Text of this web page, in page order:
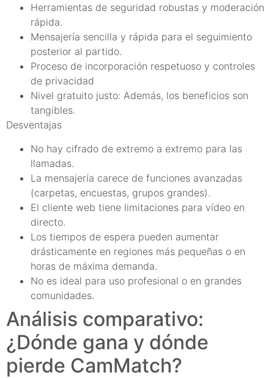
Herramientas de seguridad robustas y moderación
rápida.
Mensajería sencilla y rápida para el seguimiento
posterior al partido.
Proceso de incorporación respetuoso y controles
de privacidad
Nivel gratuito justo: Además, los beneficios son
tangibles.
Desventajas
No hay cifrado de extremo a extremo para las
llamadas.
La mensajería carece de funciones avanzadas
(carpetas, encuestas, grupos grandes).
El cliente web tiene limitaciones para vídeo en
directo.
Los tiempos de espera pueden aumentar
drásticamente en regiones más pequeñas o en
horas de máxima demanda.
No es ideal para uso profesional o en grandes
comunidades.
Análisis comparativo:
¿Dónde gana y dónde
pierde CamMatch?